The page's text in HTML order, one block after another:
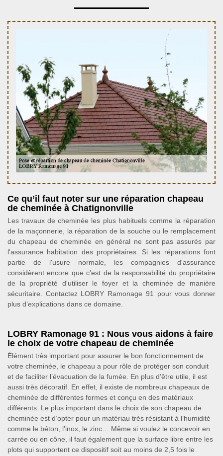
Ce qu’il faut noter sur une réparation chapeau
de cheminée à Chatignonville
Les travaux de cheminée les plus habituels comme la réparation
de la maçonnerie, la réparation de la souche ou le remplacement
du chapeau de cheminée en général ne sont pas assurés par
l'assurance habitation des propriétaires. Si les réparations font
partie de l'usure normale, les compagnies d'assurance
considèrent encore que c'est de la responsabilité du propriétaire
de la propriété d'utiliser le foyer et la cheminée de manière
sécuritaire. Contactez LOBRY Ramonage 91 pour vous donner
plus d’explications dans ce domaine.
LOBRY Ramonage 91 : Nous vous aidons à faire
le choix de votre chapeau de cheminée
Élément très important pour assurer le bon fonctionnement de
votre cheminée, le chapeau a pour rôle de protéger son conduit
et de faciliter l’évacuation de la fumée. En plus d’être utile, il est
aussi très décoratif. En effet, il existe de nombreux chapeaux de
cheminée de différentes formes et conçu en des matériaux
différents. Le plus important dans le choix de son chapeau de
cheminée est d’opter pour un matériau très résistant à l’humidité
comme le béton, l’inox, le zinc… Même si voulez le concevoir en
carrée ou en cône, il faut également que la surface libre entre les
plots qui supportent ce dispositif soit au moins de 2,5 fois le